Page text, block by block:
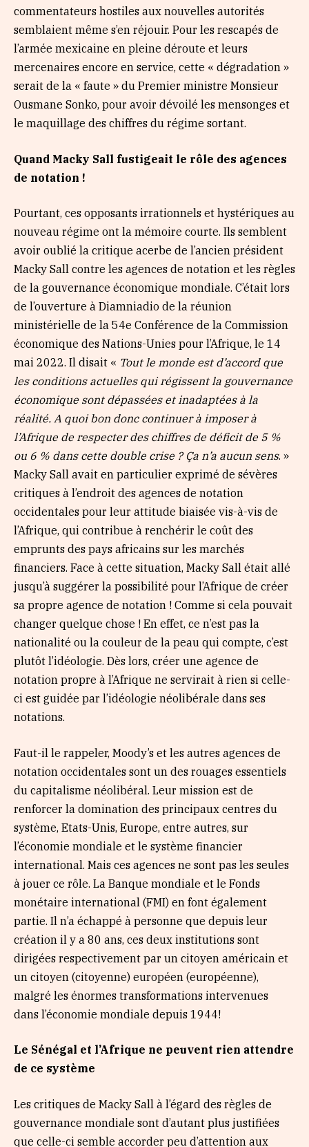
commentateurs hostiles aux nouvelles autorités
semblaient même s’en réjouir. Pour les rescapés de
l’armée mexicaine en pleine déroute et leurs
mercenaires encore en service, cette « dégradation »
serait de la « faute » du Premier ministre Monsieur
Ousmane Sonko, pour avoir dévoilé les mensonges et
le maquillage des chiffres du régime sortant.
Quand Macky Sall fustigeait le rôle des agences
de notation !
Pourtant, ces opposants irrationnels et hystériques au
nouveau régime ont la mémoire courte. Ils semblent
avoir oublié la critique acerbe de l’ancien président
Macky Sall contre les agences de notation et les règles
de la gouvernance économique mondiale. C’était lors
de l’ouverture à Diamniadio de la réunion
ministérielle de la 54e Conférence de la Commission
économique des Nations-Unies pour l’Afrique, le 14
mai 2022. Il disait « Tout le monde est d’accord que
les conditions actuelles qui régissent la gouvernance
économique sont dépassées et inadaptées à la
réalité. A quoi bon donc continuer à imposer à
l’Afrique de respecter des chiffres de déficit de 5 %
ou 6 % dans cette double crise ? Ça n’a aucun sens. »
Macky Sall avait en particulier exprimé de sévères
critiques à l’endroit des agences de notation
occidentales pour leur attitude biaisée vis-à-vis de
l’Afrique, qui contribue à renchérir le coût des
emprunts des pays africains sur les marchés
financiers. Face à cette situation, Macky Sall était allé
jusqu’à suggérer la possibilité pour l’Afrique de créer
sa propre agence de notation ! Comme si cela pouvait
changer quelque chose ! En effet, ce n’est pas la
nationalité ou la couleur de la peau qui compte, c’est
plutôt l’idéologie. Dès lors, créer une agence de
notation propre à l’Afrique ne servirait à rien si celle-
ci est guidée par l’idéologie néolibérale dans ses
notations.
Faut-il le rappeler, Moody’s et les autres agences de
notation occidentales sont un des rouages essentiels
du capitalisme néolibéral. Leur mission est de
renforcer la domination des principaux centres du
système, Etats-Unis, Europe, entre autres, sur
l’économie mondiale et le système financier
international. Mais ces agences ne sont pas les seules
à jouer ce rôle. La Banque mondiale et le Fonds
monétaire international (FMI) en font également
partie. Il n’a échappé à personne que depuis leur
création il y a 80 ans, ces deux institutions sont
dirigées respectivement par un citoyen américain et
un citoyen (citoyenne) européen (européenne),
malgré les énormes transformations intervenues
dans l’économie mondiale depuis 1944!
Le Sénégal et l’Afrique ne peuvent rien attendre
de ce système
Les critiques de Macky Sall à l’égard des règles de
gouvernance mondiale sont d’autant plus justifiées
que celle-ci semble accorder peu d’attention aux